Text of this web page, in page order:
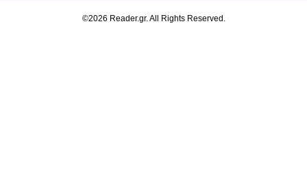
©2026 Reader.gr. All Rights Reserved.